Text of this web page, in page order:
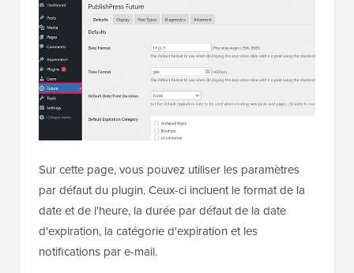
Sur cette page, vous pouvez utiliser les paramètres
par défaut du plugin. Ceux-ci incluent le format de la
date et de l'heure, la durée par défaut de la date
d'expiration, la catégorie d'expiration et les
notifications par e-mail.